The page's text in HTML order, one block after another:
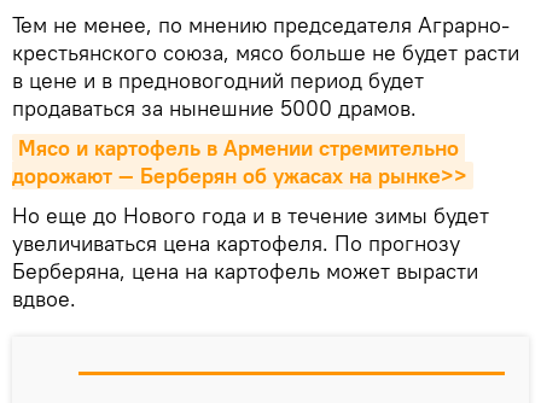
Тем не менее, по мнению председателя Аграрно-
крестьянского союза, мясо больше не будет расти
в цене и в предновогодний период будет
продаваться за нынешние 5000 драмов.
Мясо и картофель в Армении стремительно
дорожают — Берберян об ужасах на рынке>>
Но еще до Нового года и в течение зимы будет
увеличиваться цена картофеля. По прогнозу
Берберяна, цена на картофель может вырасти
вдвое.